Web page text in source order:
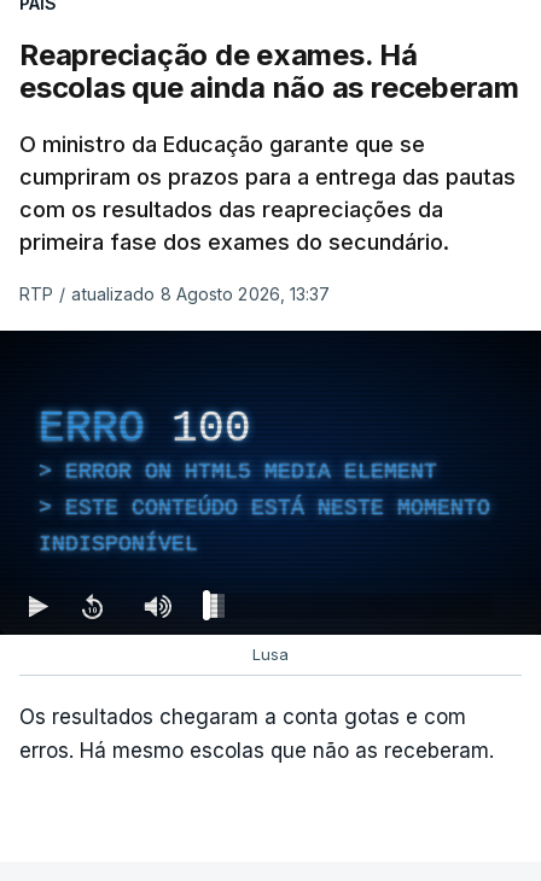
Reapreciação de exames. Há
escolas que ainda não as receberam
O ministro da Educação garante que se
cumpriram os prazos para a entrega das pautas
com os resultados das reapreciações da
primeira fase dos exames do secundário.
RTP / atualizado 8 Agosto 2026, 13:37
ERRO 100
ERROR ON HTML5 MEDIA ELEMENT
ESTE CONTEÚDO ESTÁ NESTE MOMENTO
INDISPONÍVEL
Lusa
Os resultados chegaram a conta gotas e com
erros. Há mesmo escolas que não as receberam.